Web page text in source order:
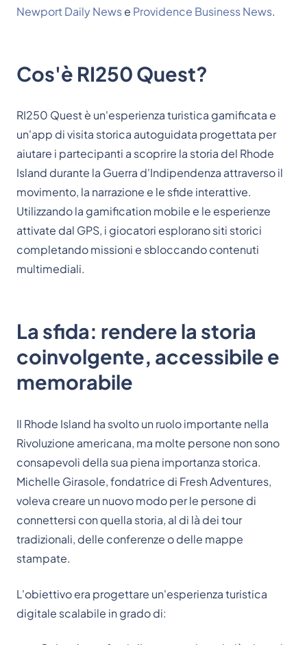
Newport Daily Newse Providence Business News.
Cos'è RI250 Quest?
RI250 Quest è un'esperienza turistica gamificata e
un'app di visita storica autoguidata progettata per
aiutare i partecipanti a scoprire la storia del Rhode
Island durante la Guerra d'Indipendenza attraverso il
movimento, la narrazione e le sfide interattive.
Utilizzando la gamification mobile e le esperienze
attivate dal GPS, i giocatori esplorano siti storici
completando missioni e sbloccando contenuti
multimediali.
La sfida: rendere la storia
coinvolgente, accessibile e
memorabile
Il Rhode Island ha svolto un ruolo importante nella
Rivoluzione americana, ma molte persone non sono
consapevoli della sua piena importanza storica.
Michelle Girasole, fondatrice di Fresh Adventures,
voleva creare un nuovo modo per le persone di
connettersi con quella storia, al di là dei tour
tradizionali, delle conferenze o delle mappe
stampate.
L'obiettivo era progettare un'esperienza turistica
digitale scalabile in grado di: